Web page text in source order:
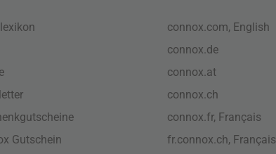
Gutschein
connox.com, English
connox.de
connox.at
connox.ch
connox.fr, Français
fr.connox.ch, Français